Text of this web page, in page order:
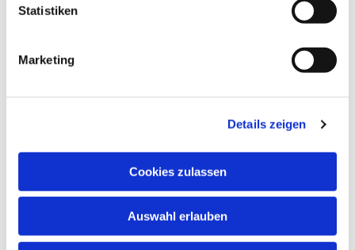
Statistiken
Marketing
Details zeigen
Cookies zulassen
Auswahl erlauben